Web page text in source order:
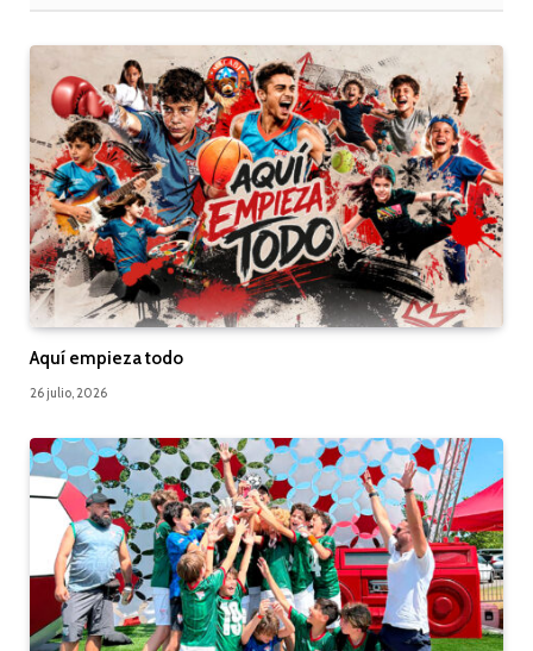
Aquí empieza todo
26 julio, 2026